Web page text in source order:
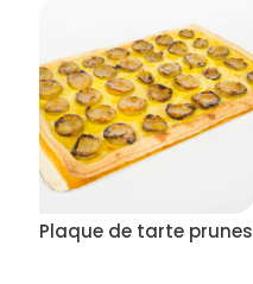
plusieurs
variations.
Les
options
peuvent
être
choisies
page
Plaque de tarte prunes